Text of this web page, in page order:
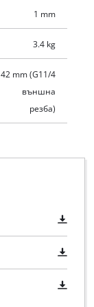
1 mm
3.4 kg
42 mm (G11/4
външна
резба)